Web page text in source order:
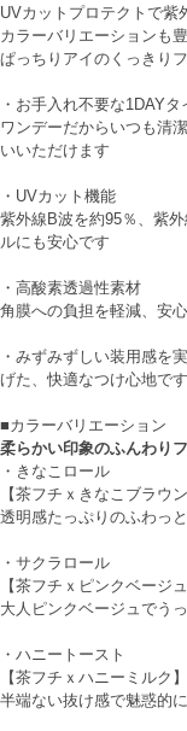
UVカットプロテクトで紫
カラーバリエーションも
ぱっちりアイのくっきり
・お手入れ不要な1DAYタ
ワンデーだからいつも清
いいただけます
・UVカット機能
紫外線B波を約95％、紫
ルにも安心です
・高酸素透過性素材
角膜への負担を軽減、安
・みずみずしい装用感を
げた、快適なつけ心地です
■カラーバリエーション
柔らかい印象のふんわり
・ きなこロール
【茶フチｘきなこブラウン
透明感たっぷりのふわっ
・ サクラロール
【茶フチｘピンクベージュ
大人ピンクベージュでう
・ ハニートースト
【茶フチｘハニーミルク】
半端ない抜け感で魅惑的に